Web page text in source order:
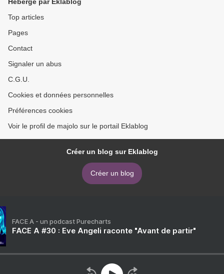
Top articles
Pages
Contact
Signaler un abus
C.G.U.
Cookies et données personnelles
Préférences cookies
Voir le profil de majolo sur le portail Eklablog
Créer un blog sur Eklablog
Créer un blog
FACE A - un podcast Purecharts
FACE A #30 : Eve Angeli raconte "Avant de partir"